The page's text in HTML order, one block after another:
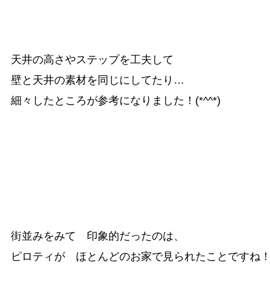
天井の高さやステップを工夫して
壁と天井の素材を同じにしてたり…
細々したところが参考になりました！(*^^*)
街並みをみて　印象的だったのは、
ピロティが　ほとんどのお家で見られたことですね